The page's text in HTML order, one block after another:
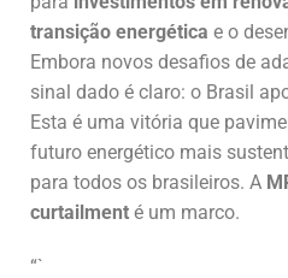
transição energética e o
Embora novos desafios de
sinal dado é claro: o Brasil
Esta é uma vitória que
futuro energético mais
para todos os brasileiros. A
curtailment é um marco.
“`